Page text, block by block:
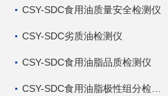
CSY-SDC食用油质量安全检测仪
CSY-SDC劣质油检测仪
CSY-SDC食用油脂品质检测仪